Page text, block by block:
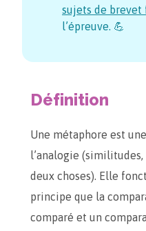
sujets de brevet
l’épreuve. 💪
Définition
Une métaphore est
l’analogie
deux choses). Elle
principe que la
comparé et un